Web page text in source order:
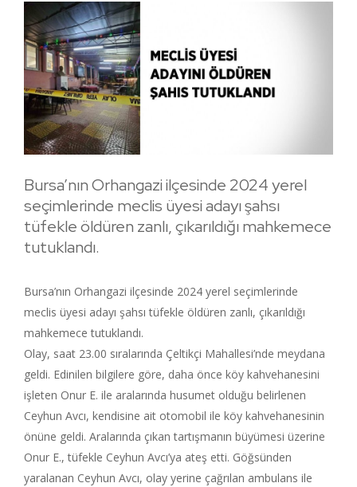
Bursa’nın Orhangazi ilçesinde 2024 yerel
seçimlerinde meclis üyesi adayı şahsı
tüfekle öldüren zanlı, çıkarıldığı mahkemece
tutuklandı.
Bursa’nın Orhangazi ilçesinde 2024 yerel seçimlerinde
meclis üyesi adayı şahsı tüfekle öldüren zanlı, çıkarıldığı
mahkemece tutuklandı.
Olay, saat 23.00 sıralarında Çeltikçi Mahallesi’nde meydana
geldi. Edinilen bilgilere göre, daha önce köy kahvehanesini
işleten Onur E. ile aralarında husumet olduğu belirlenen
Ceyhun Avcı, kendisine ait otomobil ile köy kahvehanesinin
önüne geldi. Aralarında çıkan tartışmanın büyümesi üzerine
Onur E., tüfekle Ceyhun Avcı’ya ateş etti. Göğsünden
yaralanan Ceyhun Avcı, olay yerine çağrılan ambulans ile